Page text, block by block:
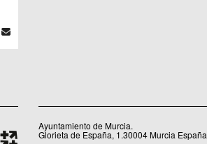
Ayuntamiento de Murcia.
Glorieta de España, 1.30004 Murcia España